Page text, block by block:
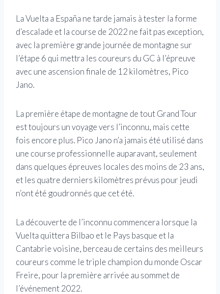
La Vuelta a España ne tarde jamais à tester la forme
d’escalade et la course de 2022 ne fait pas exception,
avec la première grande journée de montagne sur
l’étape 6 qui mettra les coureurs du GC à l’épreuve
avec une ascension finale de 12 kilomètres, Pico
Jano.
La première étape de montagne de tout Grand Tour
est toujours un voyage vers l’inconnu, mais cette
fois encore plus. Pico Jano n’a jamais été utilisé dans
une course professionnelle auparavant, seulement
dans quelques épreuves locales des moins de 23 ans,
et les quatre derniers kilomètres prévus pour jeudi
n’ont été goudronnés que cet été.
La découverte de l’inconnu commencera lorsque la
Vuelta quittera Bilbao et le Pays basque et la
Cantabrie voisine, berceau de certains des meilleurs
coureurs comme le triple champion du monde Oscar
Freire, pour la première arrivée au sommet de
l’événement 2022.